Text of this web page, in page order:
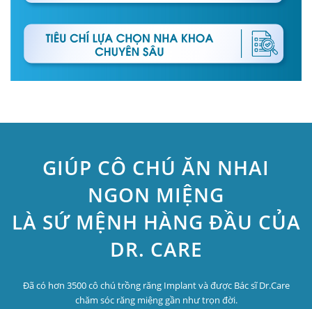
GIÚP CÔ CHÚ ĂN NHAI
NGON MIỆNG
LÀ SỨ MỆNH HÀNG ĐẦU CỦA
DR. CARE
Đã có hơn 3500 cô chú trồng răng Implant và được Bác sĩ Dr.Care
chăm sóc răng miệng gần như trọn đời.